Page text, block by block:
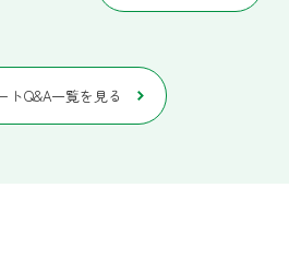
トQ&A一覧を見る